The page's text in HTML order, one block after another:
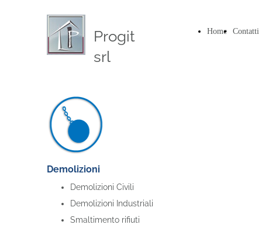
Home Contatti
Progit
srl
Demolizioni
Demolizioni Civili
Demolizioni Industriali
Smaltimento rifiuti